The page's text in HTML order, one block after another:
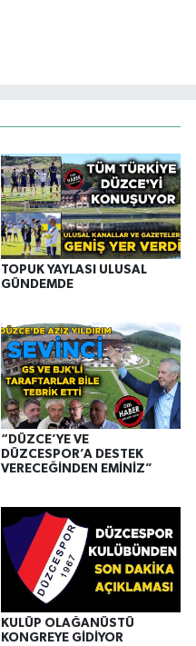
TOPUK YAYLASI ULUSAL
GÜNDEMDE
“DÜZCE’YE VE
DÜZCESPOR’A DESTEK
VERECEĞİNDEN EMİNİZ”
KULÜP OLAĞANÜSTÜ
KONGREYE GİDİYOR